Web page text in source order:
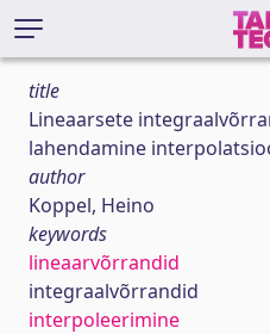
title
Lineaarsete
lahendamine
author
Koppel, Heino
keywords
lineaarvõrrandid
integraalvõrrandid
interpoleerimine